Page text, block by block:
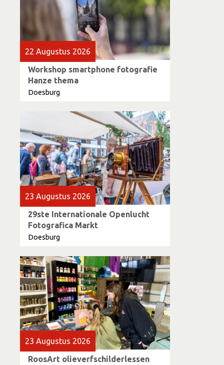
22 Augustus 2026
Workshop smartphone fotografie
Hanze thema
Doesburg
23 Augustus 2026
29ste Internationale Openlucht
Fotografica Markt
Doesburg
23 Augustus 2026
RoosArt olieverfschilderlessen